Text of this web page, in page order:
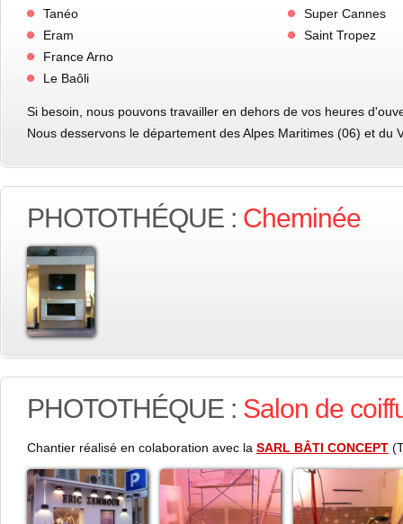
Tanéo
Eram
France Arno
Le Baôli
Super Cannes
Saint Tropez
Si besoin, nous pouvons travailler en dehors de vos heures
Nous desservons le département des Alpes Maritimes (06) et
PHOTOTHÉQUE : Cheminée
PHOTOTHÉQUE : Salon de
Chantier réalisé en colaboration avec la SARL BÂTI CONCEPT